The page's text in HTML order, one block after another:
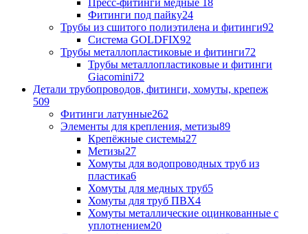
Пресс-фитинги медные 18
Фитинги под пайку24
Трубы из сшитого полиэтилена и фитинги92
Система GOLDFIX92
Трубы металлопластиковые и фитинги72
Трубы металлопластиковые и фитинги
Giacomini72
Детали трубопроводов, фитинги, хомуты, крепеж
509
Фитинги латунные262
Элементы для крепления, метизы89
Крепёжные системы27
Метизы27
Хомуты для водопроводных труб из
пластика6
Хомуты для медных труб5
Хомуты для труб ПВХ4
Хомуты металлические оцинкованные с
уплотнением20